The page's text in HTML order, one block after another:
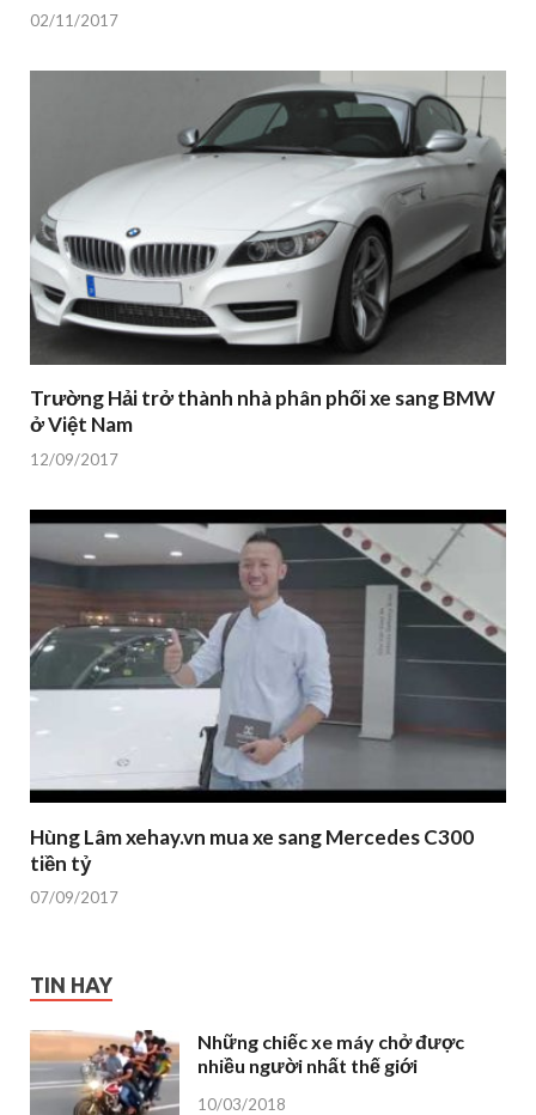
02/11/2017
Trường Hải trở thành nhà phân phối xe sang BMW
ở Việt Nam
12/09/2017
Hùng Lâm xehay.vn mua xe sang Mercedes C300
tiền tỷ
07/09/2017
TIN HAY
Những chiếc xe máy chở được
nhiều người nhất thế giới
10/03/2018